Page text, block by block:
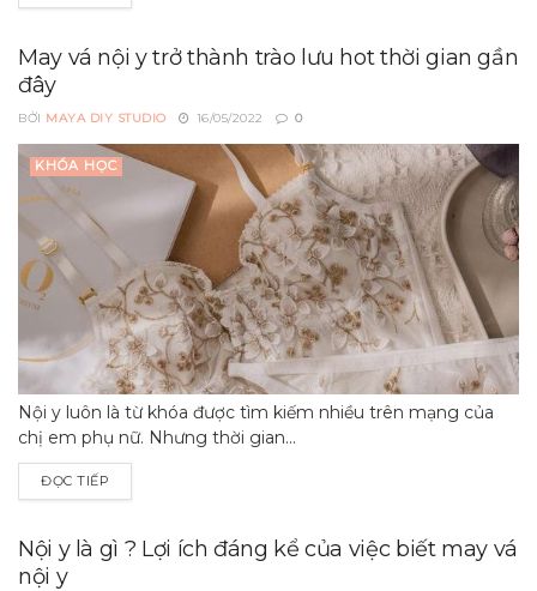
May vá nội y trở thành trào lưu hot thời gian gần
đây
BỞI MAYA DIY STUDIO 16/05/2022 0
KHÓA HỌC
Nội y luôn là từ khóa được tìm kiếm nhiều trên mạng của
chị em phụ nữ. Nhưng thời gian...
ĐỌC TIẾP
Nội y là gì ? Lợi ích đáng kể của việc biết may vá
nội y